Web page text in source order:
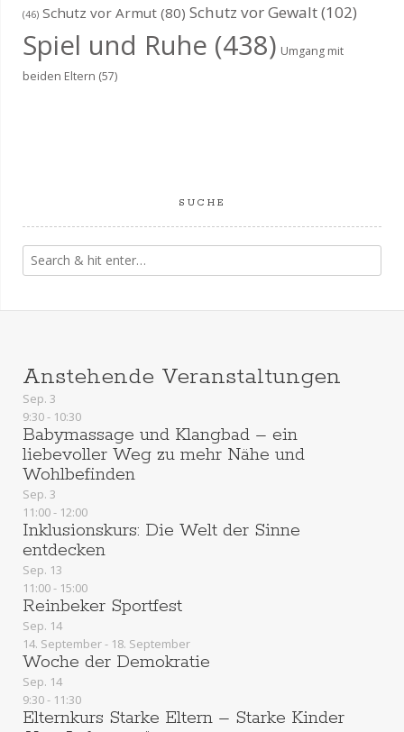
(46) Schutz vor Armut (80) Schutz vor Gewalt(102)
Spiel und Ruhe (438) Umgang mit
beiden Eltern (57)
SUCHE
Anstehende Veranstaltungen
Sep. 3
9:30- 10:30
Babymassage und Klangbad – ein
liebevoller Weg zu mehr Nähe und
Wohlbefinden
Sep. 3
11:00- 12:00
Inklusionskurs: Die Welt der Sinne
entdecken
Sep. 13
11:00- 15:00
Reinbeker Sportfest
Sep. 14
14. September- 18. September
Woche der Demokratie
Sep. 14
9:30- 11:30
Elternkurs Starke Eltern – Starke Kinder